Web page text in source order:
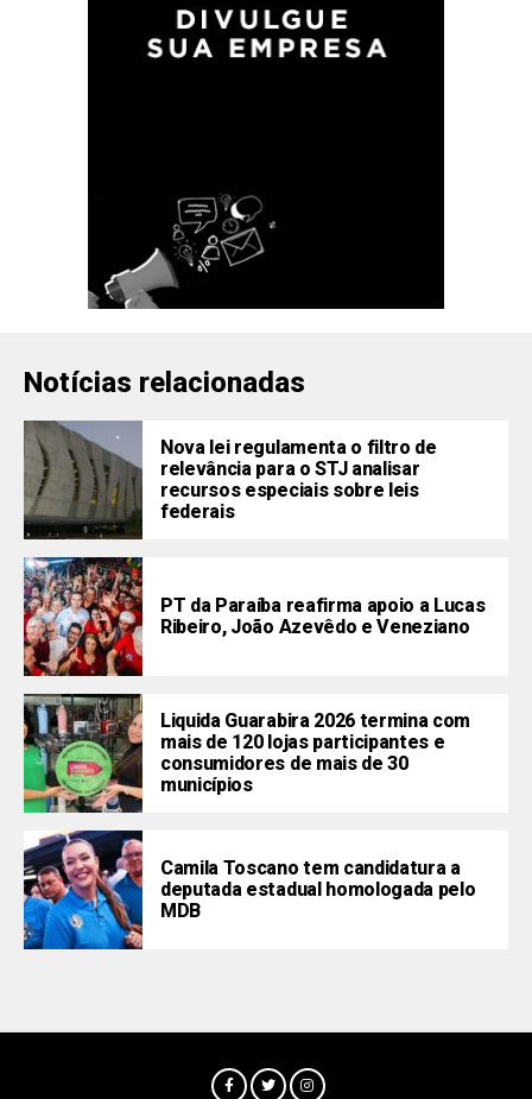
Notícias relacionadas
Nova lei regulamenta o filtro de
relevância para o STJ analisar
recursos especiais sobre leis
federais
PT da Paraíba reafirma apoio a Lucas
Ribeiro, João Azevêdo e Veneziano
Liquida Guarabira 2026 termina com
mais de 120 lojas participantes e
consumidores de mais de 30
municípios
Camila Toscano tem candidatura a
deputada estadual homologada pelo
MDB